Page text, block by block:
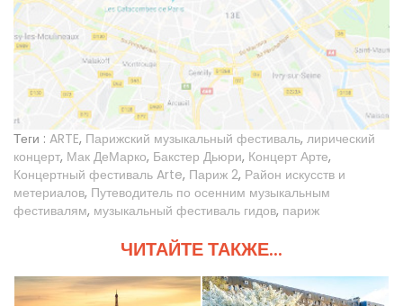
Теги : ARTE, Парижский музыкальный фестиваль, лирический
концерт, Мак ДеМарко, Бакстер Дьюри, Концерт Арте,
Концертный фестиваль Arte, Париж 2, Район искусств и
метериалов, Путеводитель по осенним музыкальным
фестивалям, музыкальный фестиваль гидов, париж
ЧИТАЙТЕ ТАКЖЕ...